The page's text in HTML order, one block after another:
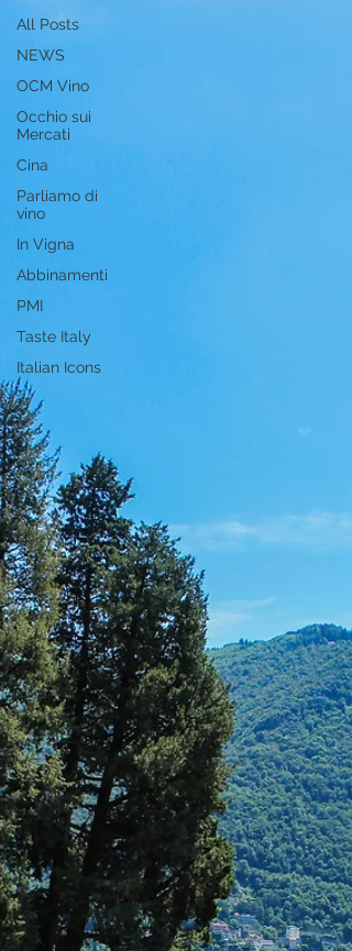
All Posts
NEWS
OCM Vino
Occhio sui
Mercati
Cina
Parliamo di
vino
In Vigna
Abbinamenti
PMI
Taste Italy
Italian Icons